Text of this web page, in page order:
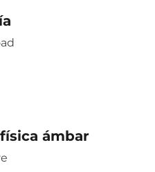
ámbar